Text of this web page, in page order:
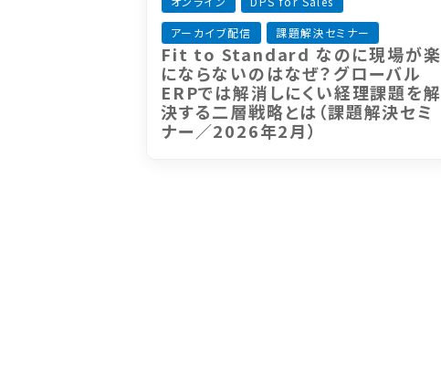
アーカイブ配信
課題解決セミナー
Fit to Standard なのに現場が楽
にならないのはなぜ？グローバル
ERPでは解消しにくい経理課題を解
決する二層戦略とは（課題解決セミ
ナー／2026年2月）